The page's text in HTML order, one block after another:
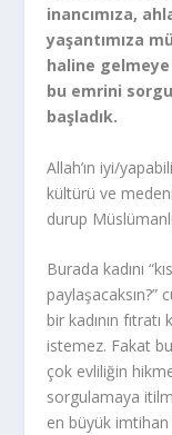
inancımıza,
yaşantımıza
haline gelmeye
bu emrini
başladık.
Allah’ın iyi/
kültürü ve
durup
Burada kadını
bir kadının
istemez. Fakat
çok evliliğin
sorgulamaya
en büyük